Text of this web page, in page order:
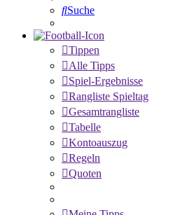
Suche
Tippen
Alle Tipps
Spiel-Ergebnisse
Rangliste Spieltag
Gesamtrangliste
Tabelle
Kontoauszug
Regeln
Quoten